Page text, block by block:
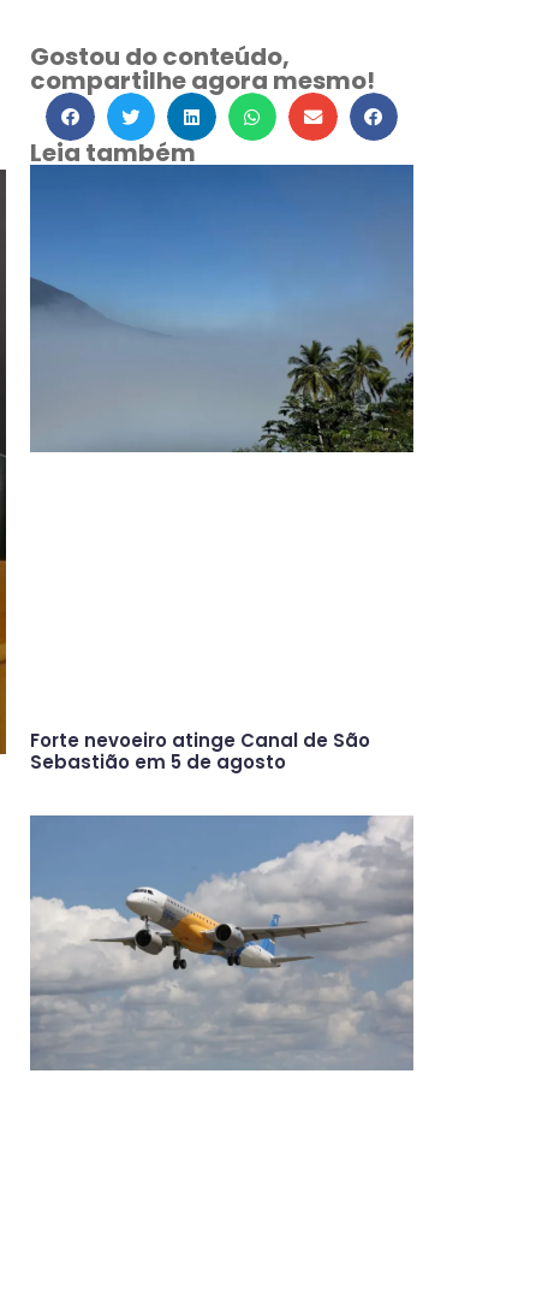
Gostou do conteúdo,
compartilhe agora mesmo!
Leia também
Forte nevoeiro atinge Canal de São
Sebastião em 5 de agosto